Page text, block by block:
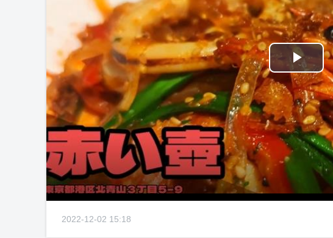
Play
2022-12-02 15:18